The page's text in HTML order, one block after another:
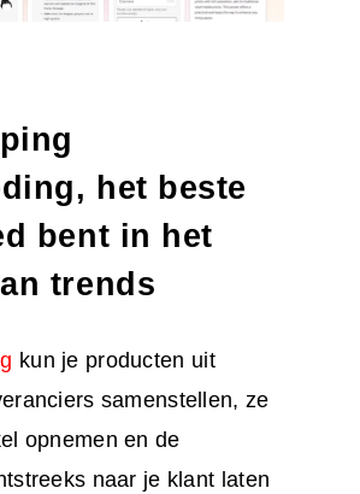
het beste
bent in het
trends
kun je producten uit
samenstellen, ze
opnemen en de
naar je klant laten